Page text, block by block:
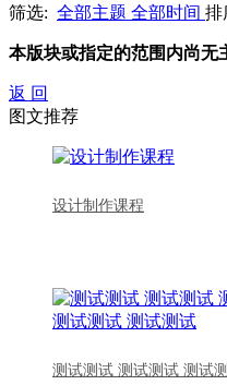
筛选: 全部主题 全部时间 排
本版块或指定的范围内尚无
返 回
图文推荐
设计制作课程
测试测试 测试测试 测试